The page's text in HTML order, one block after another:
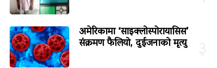
अमेरिकामा ‘साइक्लोस्पोरायासिस’
संक्रमण फैलियो, दुईजनाको मृत्यु